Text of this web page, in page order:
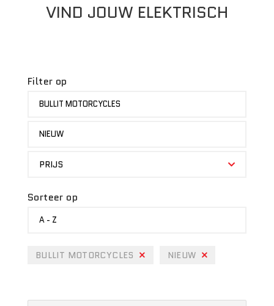
VIND JOUW ELEKTRISCH
Filter op
BULLIT MOTORCYCLES
NIEUW
PRIJS
Sorteer op
A - Z
BULLIT MOTORCYCLES NIEUW